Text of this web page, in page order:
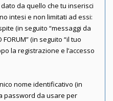
da quello che tu inserisci
intesi e non limitati ad essi:
(in seguito “messaggi da
(in seguito “il tuo
la registrazione e l’accesso
nome identificativo (in
password da usare per